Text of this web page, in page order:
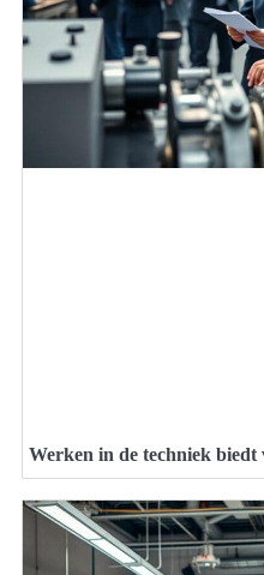
Werken in de techniek biedt